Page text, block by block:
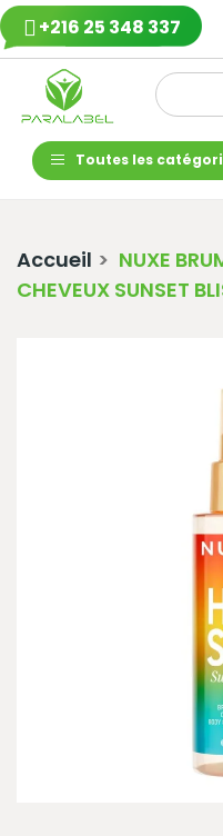
+216 25 348 337
Toutes les
Accueil
NUXE
CHEVEUX SUNSET